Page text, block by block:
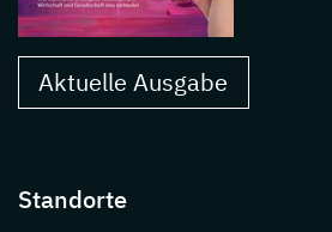
Aktuelle Ausgabe
Standorte